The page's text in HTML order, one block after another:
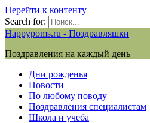
Перейти к контенту
Search for:
Happypoms.ru - Поздравляшки
Поздравления на каждый день
Дни рожденья
Новости
По любому поводу
Поздравления специалистам
Школа и учеба